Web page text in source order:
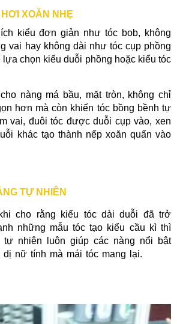
XOĂN NHẸ
kiểu đơn giản như tóc bob, không
vai hay không dài như tóc cụp phồng
chọn kiểu duỗi phồng hoặc kiểu tóc
nàng má bầu, mặt tròn, không chỉ
hơn mà còn khiến tóc bồng bềnh tự
vai, đuôi tóc được duỗi cụp vào, xen
khác tạo thành nếp xoăn quấn vào
TỰ NHIÊN
cho rằng kiểu tóc dài duỗi đã trở
những mẫu tóc tạo kiểu cầu kì thì
tự nhiên luôn giúp các nàng nổi bật
nữ tính mà mái tóc mang lại.